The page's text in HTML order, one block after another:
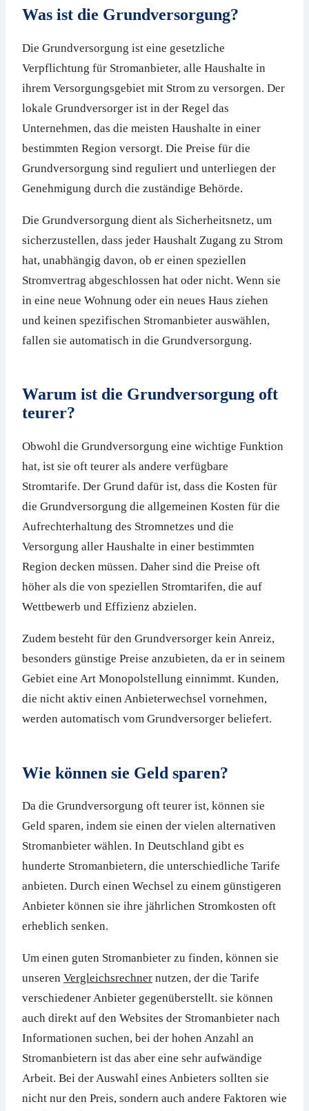
Was ist die Grundversorgung?
Die Grundversorgung ist eine gesetzliche
Verpflichtung für Stromanbieter, alle Haushalte in
ihrem Versorgungsgebiet mit Strom zu versorgen. Der
lokale Grundversorger ist in der Regel das
Unternehmen, das die meisten Haushalte in einer
bestimmten Region versorgt. Die Preise für die
Grundversorgung sind reguliert und unterliegen der
Genehmigung durch die zuständige Behörde.
Die Grundversorgung dient als Sicherheitsnetz, um
sicherzustellen, dass jeder Haushalt Zugang zu Strom
hat, unabhängig davon, ob er einen speziellen
Stromvertrag abgeschlossen hat oder nicht. Wenn sie
in eine neue Wohnung oder ein neues Haus ziehen
und keinen spezifischen Stromanbieter auswählen,
fallen sie automatisch in die Grundversorgung.
Warum ist die Grundversorgung oft
teurer?
Obwohl die Grundversorgung eine wichtige Funktion
hat, ist sie oft teurer als andere verfügbare
Stromtarife. Der Grund dafür ist, dass die Kosten für
die Grundversorgung die allgemeinen Kosten für die
Aufrechterhaltung des Stromnetzes und die
Versorgung aller Haushalte in einer bestimmten
Region decken müssen. Daher sind die Preise oft
höher als die von speziellen Stromtarifen, die auf
Wettbewerb und Effizienz abzielen.
Zudem besteht für den Grundversorger kein Anreiz,
besonders günstige Preise anzubieten, da er in seinem
Gebiet eine Art Monopolstellung einnimmt. Kunden,
die nicht aktiv einen Anbieterwechsel vornehmen,
werden automatisch vom Grundversorger beliefert.
Wie können sie Geld sparen?
Da die Grundversorgung oft teurer ist, können sie
Geld sparen, indem sie einen der vielen alternativen
Stromanbieter wählen. In Deutschland gibt es
hunderte Stromanbietern, die unterschiedliche Tarife
anbieten. Durch einen Wechsel zu einem günstigeren
Anbieter können sie ihre jährlichen Stromkosten oft
erheblich senken.
Um einen guten Stromanbieter zu finden, können sie
unseren Vergleichsrechner nutzen, der die Tarife
verschiedener Anbieter gegenüberstellt. sie können
auch direkt auf den Websites der Stromanbieter nach
Informationen suchen, bei der hohen Anzahl an
Stromanbietern ist das aber eine sehr aufwändige
Arbeit. Bei der Auswahl eines Anbieters sollten sie
nicht nur den Preis, sondern auch andere Faktoren wie